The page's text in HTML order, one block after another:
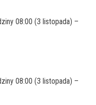
08:00 (3 listopada) –
08:00 (3 listopada) –